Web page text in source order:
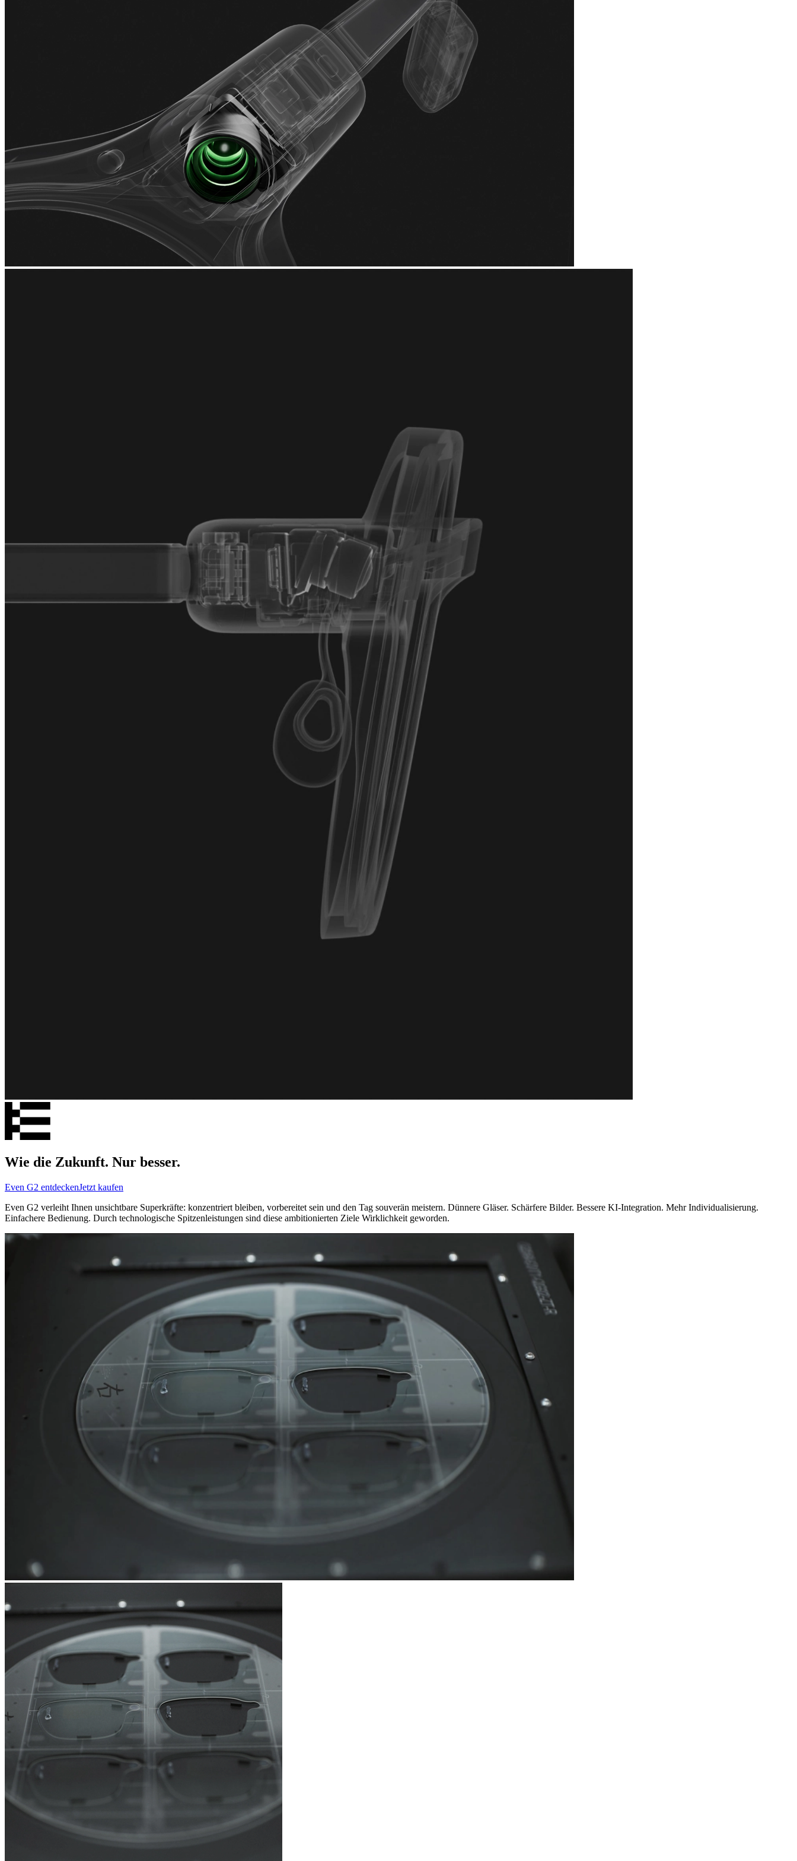
Wie die Zukunft. Nur besser.
Even G2 entdeckenJetzt kaufen
Even G2 verleiht Ihnen unsichtbare Superkräfte: konzentriert bleiben, vorbereitet sein und den Tag souverän meistern. Dünnere Gläser. Schärfere Bilder. Bessere KI-Integration. Mehr Individualisierung.
Einfachere Bedienung. Durch technologische Spitzenleistungen sind diese ambitionierten Ziele Wirklichkeit geworden.